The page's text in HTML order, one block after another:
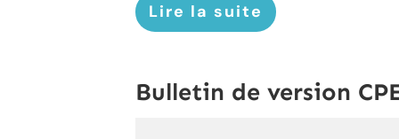
Lire la suite
Bulletin de version